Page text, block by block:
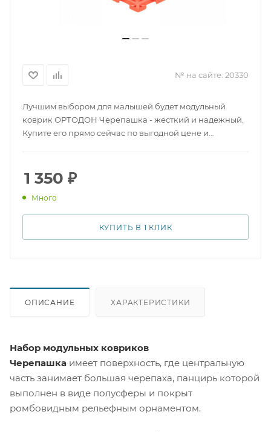
№ на сайте: 20330
Лучшим выбором для малышей будет модульный
коврик ОРТОДОН Черепашка - жесткий и надежный.
Купите его прямо сейчас по выгодной цене и
безопасность и комфорт вашему малышу. Теперь ваш
ребенок сможет играть и учиться на этом модульном
коврике, который был специально разработан для
детей.
1 350 ₽
Много
КУПИТЬ В 1 КЛИК
ОПИСАНИЕ ХАРАКТЕРИСТИКИ
Набор модульных ковриков
Черепашка имеет поверхность, где центральную
часть занимает большая черепаха, панцирь которой
выполнен в виде полусферы и покрыт
ромбовидным рельефным орнаментом.